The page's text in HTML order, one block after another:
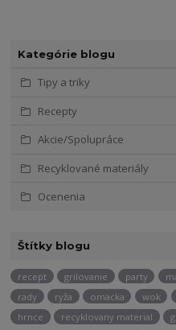
Kategórie blogu
Tipy a triky
Recepty
Akcie/Spolupráce
Recyklované materiály
Ocenenia
Štítky blogu
recept grilovanie party
rady
ryža omacka wok
hrnce
recyklovany material